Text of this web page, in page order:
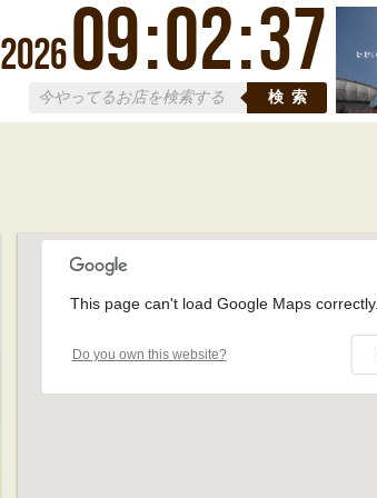
202609:02:38
検索
This page can't load Google Maps correctly.
Do you own this website?